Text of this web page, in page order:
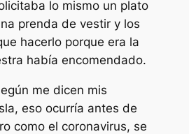
lo mismo un plato
prenda de vestir y los
hacerlo porque era la
había encomendado.
me dicen mis
eso ocurría antes de
como el coronavirus, se